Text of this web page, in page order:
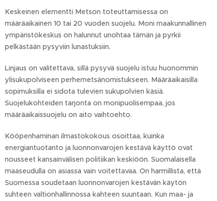
Keskeinen elementti Metson toteuttamisessa on
määräaikainen 10 tai 20 vuoden suojelu. Moni maakunnallinen
ympäristökeskus on halunnut unohtaa tämän ja pyrkii
pelkästään pysyviin lunastuksiin.
Linjaus on valitettava, sillä pysyvä suojelu istuu huonommin
ylisukupolviseen perhemetsänomistukseen. Määräaikaisilla
sopimuksilla ei sidota tulevien sukupolvien käsiä.
Suojelukohteiden tarjonta on monipuolisempaa, jos
määräaikaissuojelu on aito vaihtoehto.
Kööpenhaminan ilmastokokous osoittaa, kuinka
energiantuotanto ja luonnonvarojen kestävä käyttö ovat
nousseet kansainvälisen politiikan keskiöön. Suomalaisella
maaseudulla on asiassa vain voitettavaa. On harmillista, että
Suomessa soudetaan luonnonvarojen kestävän käytön
suhteen valtionhallinnossa kahteen suuntaan. Kun maa- ja